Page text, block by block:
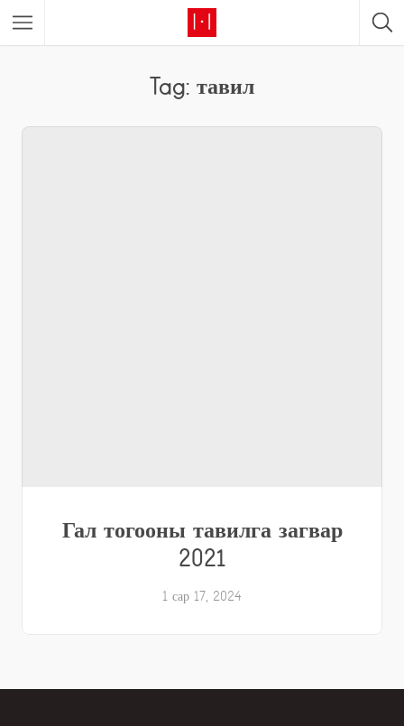
Tag: тавил
Гал тогооны тавилга загвар
2021
1 сар 17, 2024